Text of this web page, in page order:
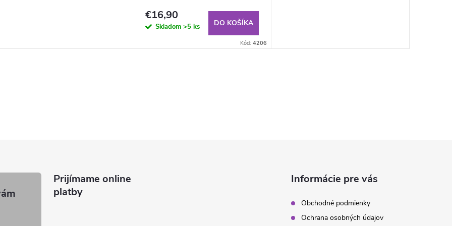
€16,90
Skladom >5 ks DO KOŠÍKA
Kód: 4206
Prijímame online
platby
Informácie pre vás
Obchodné podmienky
Ochrana osobných údajov